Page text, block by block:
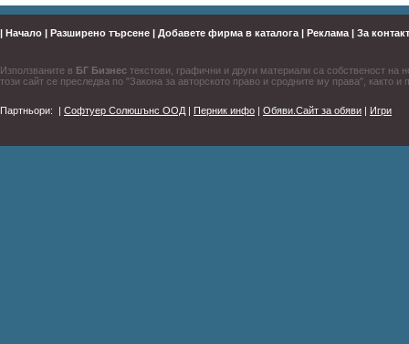
| Начало | Разширено търсене | Добавете фирма в каталога | Реклама | За контакт
Използваните в БГ Бизнес текстови, графични и други материали са собственост
този сайт се преследва по "Закона за авторското право и сродните му права", както и
Партньори: | Софтуер Солюшънс ООД | Перник инфо | Обяви.Сайт за обяви | Игри